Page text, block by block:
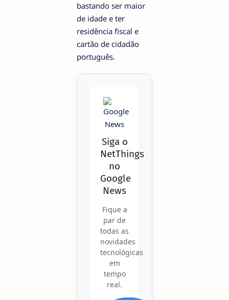
bastando ser maior
de idade e ter
residência fiscal e
cartão de cidadão
português.
Siga o
NetThings
no
Google
News
Fique a
par de
todas as
novidades
tecnológicas
em
tempo
real.